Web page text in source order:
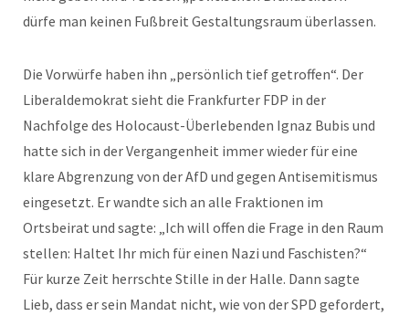
dürfe man keinen Fußbreit Gestaltungsraum überlassen.
Die Vorwürfe haben ihn „persönlich tief getroffen“. Der
Liberaldemokrat sieht die Frankfurter FDP in der
Nachfolge des Holocaust-Überlebenden Ignaz Bubis und
hatte sich in der Vergangenheit immer wieder für eine
klare Abgrenzung von der AfD und gegen Antisemitismus
eingesetzt. Er wandte sich an alle Fraktionen im
Ortsbeirat und sagte: „Ich will offen die Frage in den Raum
stellen: Haltet Ihr mich für einen Nazi und Faschisten?“
Für kurze Zeit herrschte Stille in der Halle. Dann sagte
Lieb, dass er sein Mandat nicht, wie von der SPD gefordert,